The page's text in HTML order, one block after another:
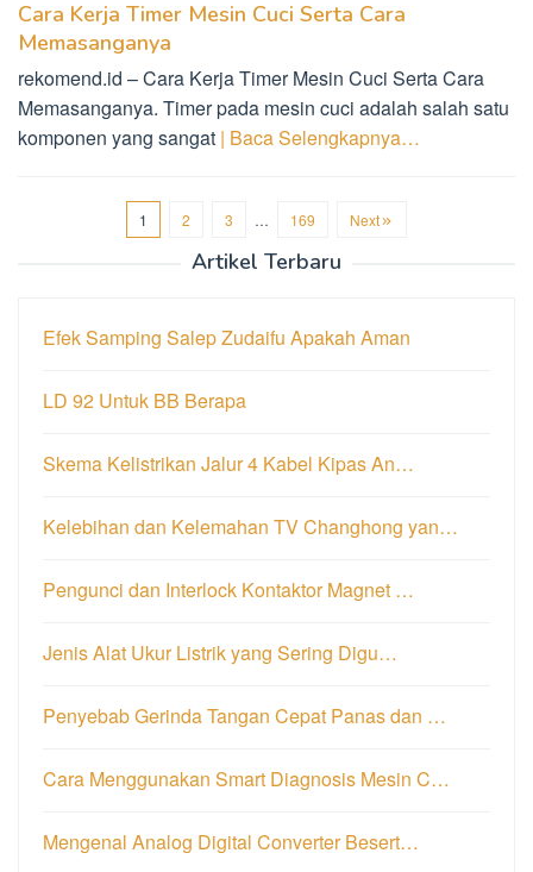
Cara Kerja Timer Mesin Cuci Serta Cara
Memasanganya
rekomend.id – Cara Kerja Timer Mesin Cuci Serta Cara
Memasanganya. Timer pada mesin cuci adalah salah satu
komponen yang sangat | Baca Selengkapnya…
1 2 3 … 169 Next
Artikel Terbaru
Efek Samping Salep Zudaifu Apakah Aman
LD 92 Untuk BB Berapa
Skema Kelistrikan Jalur 4 Kabel Kipas An…
Kelebihan dan Kelemahan TV Changhong yan…
Pengunci dan Interlock Kontaktor Magnet …
Jenis Alat Ukur Listrik yang Sering Digu…
Penyebab Gerinda Tangan Cepat Panas dan …
Cara Menggunakan Smart Diagnosis Mesin C…
Mengenal Analog Digital Converter Besert…